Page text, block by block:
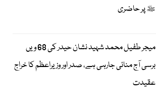
ﷺ پر حاضری
میجر طفیل محمد شہید نشان حیدر کی 68 ویں
برسی آج منائی جارہی ہے، صدر اور وزیراعظم کا خراج
عقیدت